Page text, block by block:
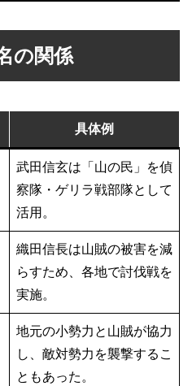
の関係
具体例
武田信玄は「山の民」を偵
察隊・ゲリラ戦部隊として
活用。
織田信長は山賊の被害を減
らすため、各地で討伐戦を
実施。
地元の小勢力と山賊が協力
し、敵対勢力を襲撃するこ
ともあった。